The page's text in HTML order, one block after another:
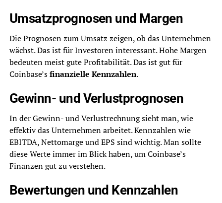
Umsatzprognosen und Margen
Die Prognosen zum Umsatz zeigen, ob das Unternehmen
wächst. Das ist für Investoren interessant. Hohe Margen
bedeuten meist gute Profitabilität. Das ist gut für
Coinbase’sfinanzielle Kennzahlen.
Gewinn- und Verlustprognosen
In der Gewinn- und Verlustrechnung sieht man, wie
effektiv das Unternehmen arbeitet. Kennzahlen wie
EBITDA, Nettomarge und EPS sind wichtig. Man sollte
diese Werte immer im Blick haben, um Coinbase’s
Finanzen gut zu verstehen.
Bewertungen und Kennzahlen